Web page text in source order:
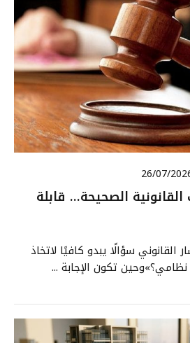
26/07/
الصحيحة… قابلة
سؤالًا يبدو كافيًا لاتخاذ
نظامي؟»وحين تكون الإجابة ...